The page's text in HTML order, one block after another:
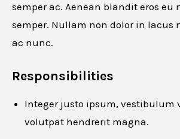
semper ac. Aenean blandit eros eu
semper. Nullam non dolor in lacus
ac nunc.
Responsibilities
Integer justo ipsum, vestibulum
volutpat hendrerit magna.